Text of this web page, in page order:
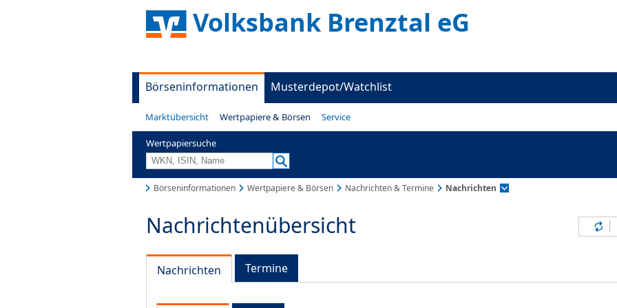
Volksbank Brenztal eG
Börseninformationen Musterdepot/Watchlist
Marktübersicht Wertpapiere & Börsen Service
Wertpapiersuche
Börseninformationen Wertpapiere & Börsen Nachrichten & Termine Nachrichten
Nachrichtenübersicht
Nachrichten Termine